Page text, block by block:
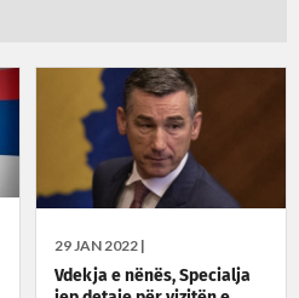
29 JAN 2022 |
Vdekja e nënës, Specialja